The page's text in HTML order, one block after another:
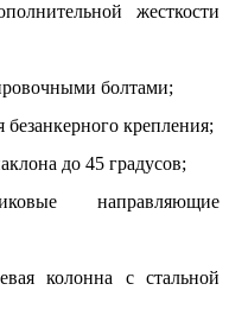
жесткости
болтами;
крепления;
до 45 градусов;
направляющие
колонна с стальной